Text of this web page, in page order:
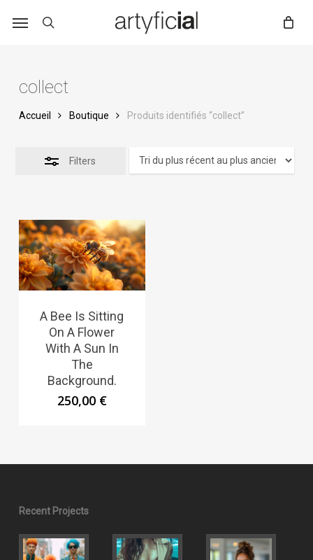
collect
Accueil Boutique Produits identifiés “collect”
Filters
A Bee Is Sitting
On A Flower
With A Sun In
The
Background.
250,00 €
Recent Projects